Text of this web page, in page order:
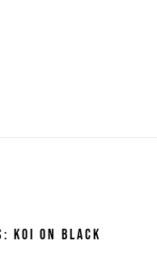
Koi on Black